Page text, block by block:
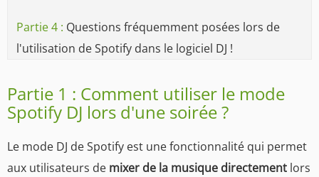
Partie 4 : Questions fréquemment posées lors de
l'utilisation de Spotify dans le logiciel DJ !
Partie 1 : Comment utiliser le mode
Spotify DJ lors d'une soirée ?
Le mode DJ de Spotify est une fonctionnalité qui permet
aux utilisateurs de mixer de la musique directement lors